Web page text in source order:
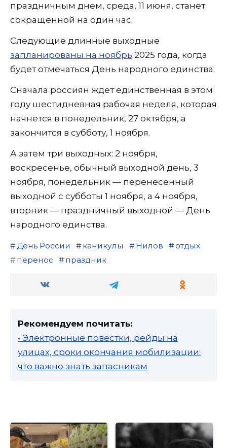
праздничным днем, среда, 11 июня, станет
сокращенной на один час.
Следующие длинные выходные
запланированы на ноябрь 2025 года, когда
будет отмечаться День народного единства.
Сначала россиян ждет единственная в этом
году шестидневная рабочая неделя, которая
начнется в понедельник, 27 октября, а
закончится в субботу, 1 ноября.
А затем три выходных: 2 ноября,
воскресенье, обычный выходной день, 3
ноября, понедельник — перенесенный
выходной с субботы 1 ноября, а 4 ноября,
вторник — праздничный выходной — День
народного единства.
День России каникулы Нилов
отдых
перенос
праздник
Рекомендуем почитать:
• Электронные повестки, рейды на
улицах, сроки окончания мобилизации:
что важно знать запасникам